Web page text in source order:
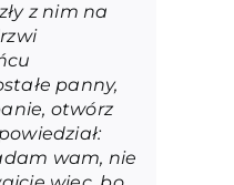
z nim na
panny,
otwórz
wam, nie